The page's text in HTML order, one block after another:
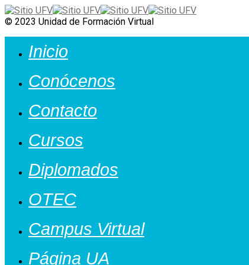
© 2023 Unidad de Formación Virtual
Inicio
Conócenos
Contacto
Cursos
Diplomados
OTEC
Campus Virtual
Página UA